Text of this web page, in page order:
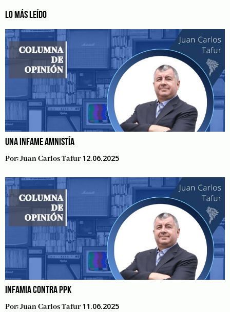
LO MÁS LEÍDO
UNA INFAME AMNISTÍA
Por:Juan Carlos Tafur 12.06.2025
INFAMIA CONTRA PPK
Por:Juan Carlos Tafur 11.06.2025